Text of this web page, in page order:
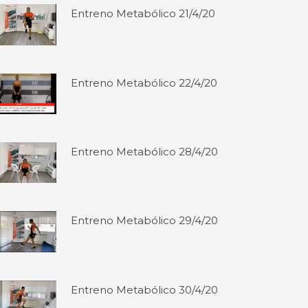
Entreno Metabólico 21/4/20
Entreno Metabólico 22/4/20
Entreno Metabólico 28/4/20
Entreno Metabólico 29/4/20
Entreno Metabólico 30/4/20